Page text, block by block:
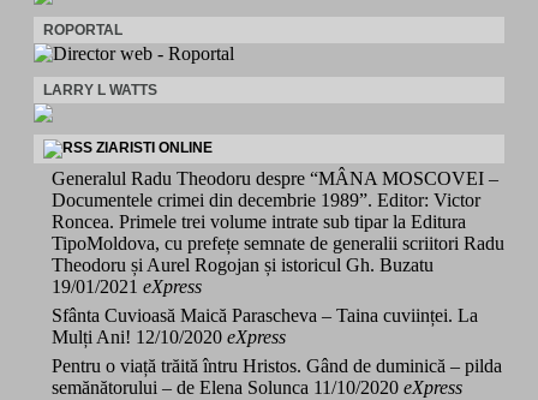
ROPORTAL
LARRY L WATTS
ZIARISTI ONLINE
Generalul Radu Theodoru despre “MÂNA MOSCOVEI –
Documentele crimei din decembrie 1989”. Editor: Victor
Roncea. Primele trei volume intrate sub tipar la Editura
TipoMoldova, cu prefețe semnate de generalii scriitori Radu
Theodoru și Aurel Rogojan și istoricul Gh. Buzatu
19/01/2021 eXpress
Sfânta Cuvioasă Maică Parascheva – Taina cuviinței. La
Mulți Ani! 12/10/2020 eXpress
Pentru o viață trăită întru Hristos. Gând de duminică – pilda
semănătorului – de Elena Solunca 11/10/2020 eXpress